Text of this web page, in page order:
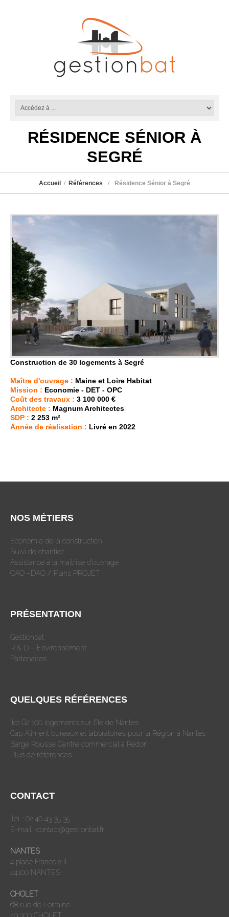
RÉSIDENCE SÉNIOR À
SEGRÉ
Accueil Références Résidence Sénior à Segré
Construction de 30 logements à Segré
Maître d'ouvrage : Maine et Loire Habitat
Mission : Economie - DET - OPC
Coût des travaux : 3 100 000 €
Architecte : Magnum Architectes
SDP : 2 253 m²
Année de réalisation : Livré en 2022
NOS MÉTIERS
Economie de la construction
Suivi de chantier
Assistance à la maitrise d’ouvrage
CAO –DAO / Plans PROJET
PRÉSENTATION
Gestionbat
R & D – Environnement
Partenaires
QUELQUES RÉFÉRENCES
Îlot G2 100 logements sur l’île de Nantes
Cap Aliment bureaux et laboratoires pour la Région à Nantes
Barge Rousse Centre commercial à Redon
Plus de références
CONTACT
Tél. : 02 40 43 35 35
E-mail : contact@gestionbat.fr
NANTES
4 place Francois II
44100 NANTES
CHOLET
68 rue de Lorraine